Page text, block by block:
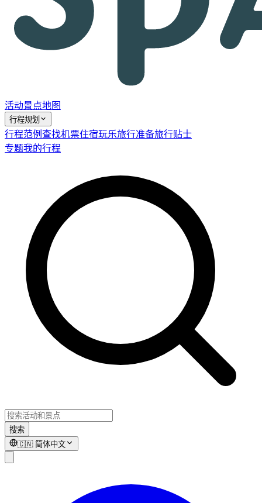
活动景点地图
行程规划
行程范例 查找机票住宿玩乐旅行准备旅行贴士
专题我的行程
搜索
🇨🇳 简体中文